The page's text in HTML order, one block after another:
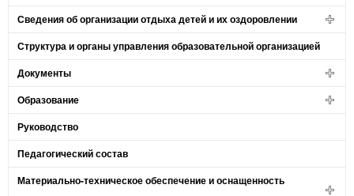
Сведения об организации отдыха детей и их оздоровлении
Структура и органы управления образовательной организацией
Документы
Образование
Руководство
Педагогический состав
Материально-техническое обеспечение и оснащенность